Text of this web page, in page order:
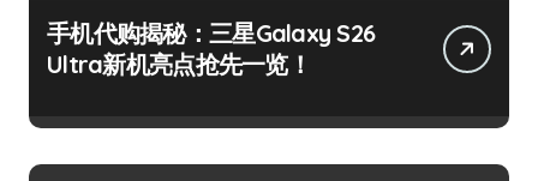
手机代购揭秘：三星Galaxy S26
Ultra新机亮点抢先一览！